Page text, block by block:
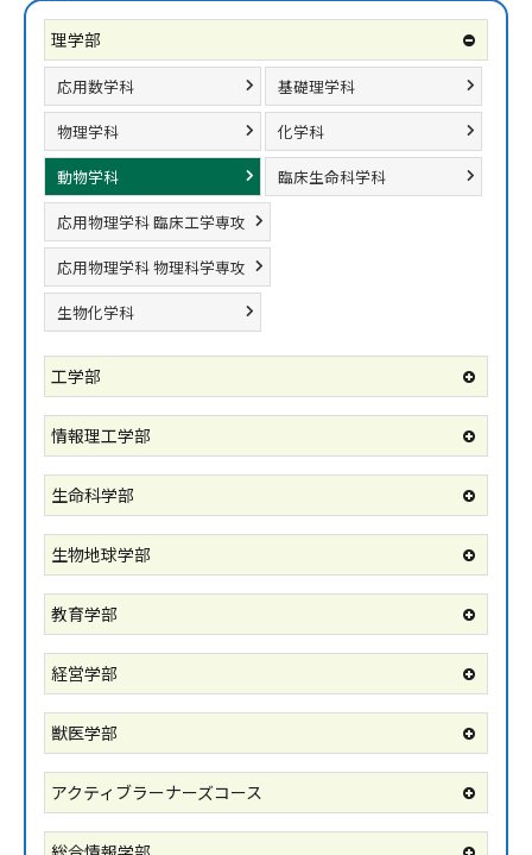
理学部
応用数学科
基礎理学科
物理学科
化学科
動物学科
臨床生命科学科
応用物理学科 臨床工学専攻
応用物理学科 物理科学専攻
生物化学科
工学部
情報理工学部
生命科学部
生物地球学部
教育学部
経営学部
獣医学部
アクティブラーナーズコース